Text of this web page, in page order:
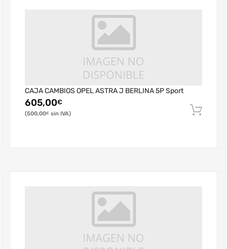
CAJA CAMBIOS OPEL ASTRA J BERLINA 5P Sport
605,00€
500,00€